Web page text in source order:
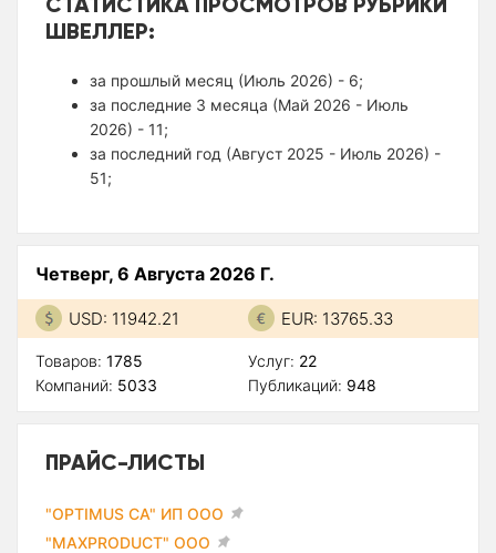
ШВЕЛЛЕР:
за прошлый месяц (Июль 2026) - 6;
за последние 3 месяца (Май 2026 - Июль
2026) - 11;
за последний год (Август 2025 - Июль 2026) -
51;
Четверг, 6 Августа 2026 Г.
USD: 11942.21 EUR: 13765.33
Товаров: 1785
Компаний: 5033
Услуг: 22
Публикаций: 948
ПРАЙС-ЛИСТЫ
"OPTIMUS CA" ИП ООО
"MAXPRODUCT" ООО